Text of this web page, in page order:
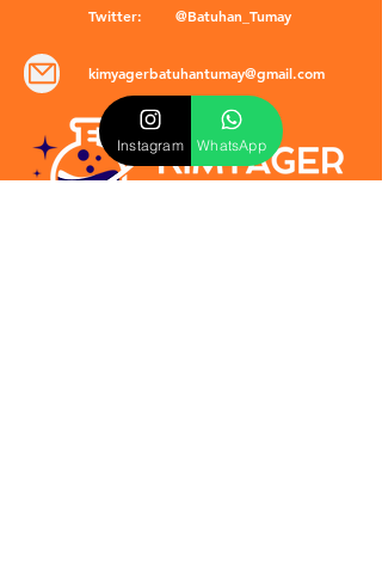
Twitter: @Batuhan_Tumay
kimyagerbatuhantumay@gmail.com
Instagram WhatsApp